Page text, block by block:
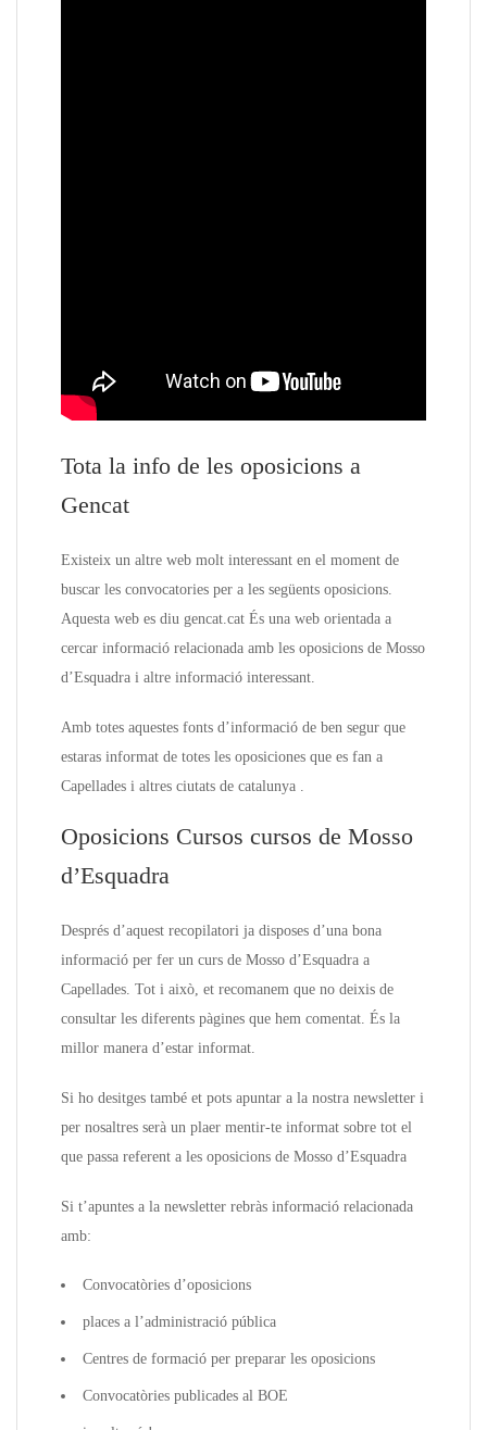
Tota la info de les oposicions a
Gencat
Existeix un altre web molt interessant en el moment de
buscar les convocatories per a les següents oposicions.
Aquesta web es diu gencat.cat És una web orientada a
cercar informació relacionada amb les oposicions de Mosso
d’Esquadra i altre informació interessant.
Amb totes aquestes fonts d’informació de ben segur que
estaras informat de totes les oposiciones que es fan a
Capellades i altres ciutats de catalunya .
Oposicions Cursos cursos de Mosso
d’Esquadra
Després d’aquest recopilatori ja disposes d’una bona
informació per fer un curs de Mosso d’Esquadra a
Capellades. Tot i això, et recomanem que no deixis de
consultar les diferents pàgines que hem comentat. És la
millor manera d’estar informat.
Si ho desitges també et pots apuntar a la nostra newsletter i
per nosaltres serà un plaer mentir-te informat sobre tot el
que passa referent a les oposicions de Mosso d’Esquadra
Si t’apuntes a la newsletter rebràs informació relacionada
amb:
Convocatòries d’oposicions
places a l’administració pública
Centres de formació per preparar les oposicions
Convocatòries publicades al BOE